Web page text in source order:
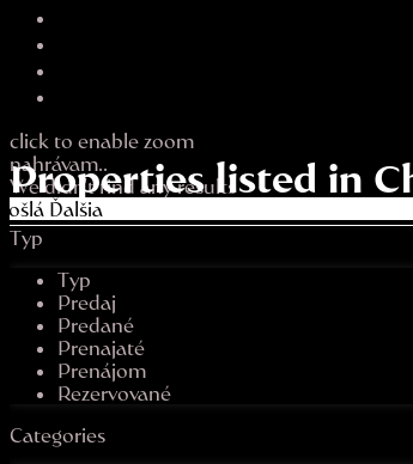
click to enable zoom
nahrávam..
We didn't find any results
Ďalšia
Properties listed in
Typ
Typ
Predaj
Predané
Prenajaté
Prenájom
Rezervované
Categories